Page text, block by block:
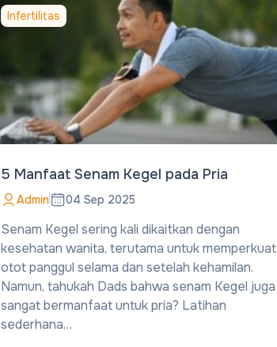
Infertilitas
5 Manfaat Senam Kegel pada Pria
Admin 04 Sep 2025
Senam Kegel sering kali dikaitkan dengan
kesehatan wanita, terutama untuk memperkuat
otot panggul selama dan setelah kehamilan.
Namun, tahukah Dads bahwa senam Kegel juga
sangat bermanfaat untuk pria? Latihan
sederhana…